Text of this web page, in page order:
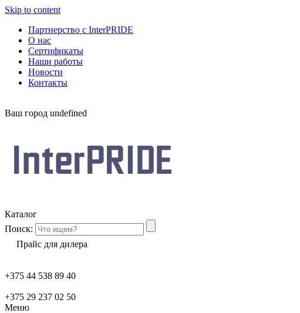
Skip to content
Партнерство с InterPRIDE
О нас
Сертификаты
Наши работы
Новости
Контакты
Ваш город undefined
Каталог
Поиск:
Прайс для дилера
+375 44 538 89 40
+375 29 237 02 50
Меню